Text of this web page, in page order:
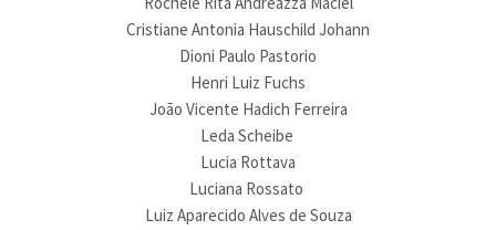
Cristiane Antonia Hauschild Johann
Dioni Paulo Pastorio
Henri Luiz Fuchs
João Vicente Hadich Ferreira
Leda Scheibe
Lucia Rottava
Luciana Rossato
Luiz Aparecido Alves de Souza